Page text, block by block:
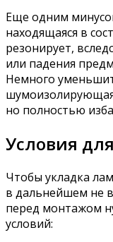
Еще одним
находящаяся в
резонирует,
или падения
Немного
но полностью
Условия
Чтобы укладка
в дальнейшем не
перед монтажом
условий: